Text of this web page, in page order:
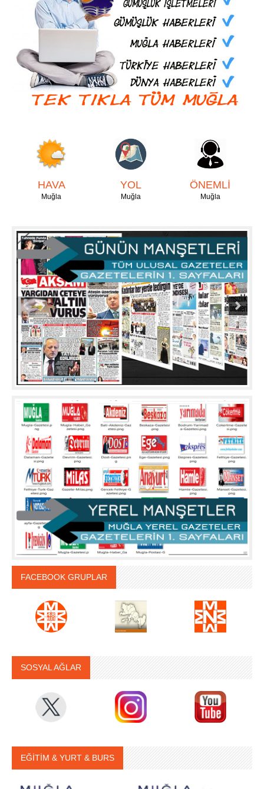
HAVA
Muğla
YOL
Muğla
ÖNEMLİ
Muğla
FACEBOOK GRUPLAR
SOSYAL AĞLAR
EĞİTİM & YURT & BURS